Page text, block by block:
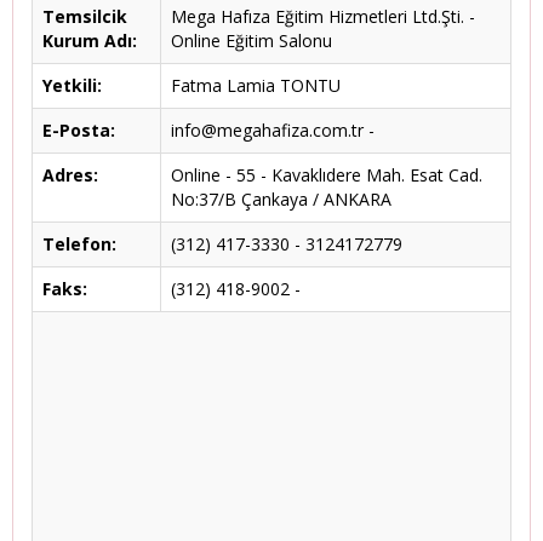
Temsilcik
Kurum Adı:
Mega Hafıza Eğitim Hizmetleri Ltd.Şti. -
Online Eğitim Salonu
Yetkili:
Fatma Lamia TONTU
E-Posta:
info@megahafiza.com.tr -
Adres:
Online - 55 - Kavaklıdere Mah. Esat Cad.
No:37/B Çankaya / ANKARA
Telefon:
(312) 417-3330 - 3124172779
Faks:
(312) 418-9002 -